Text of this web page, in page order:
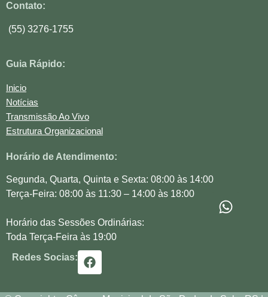
Contato:
(55) 3276-1755
Guia Rápido:
Inicio
Notícias
Transmissão Ao Vivo
Estrutura Organizacional
Horário de Atendimento:
Segunda, Quarta, Quinta e Sexta: 08:00 às 14:00
Terça-Feira: 08:00 às 11:30 – 14:00 às 18:00
Horário das Sessões Ordinárias:
Toda Terça-Feira às 19:00
Redes Socias: